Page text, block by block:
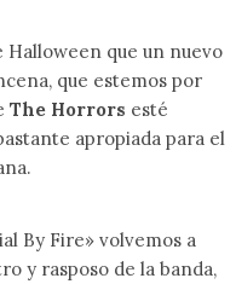
que un nuevo
que estemos por
The Horrors esté
apropiada para el
By Fire» volvemos a
y rasposo de la banda,